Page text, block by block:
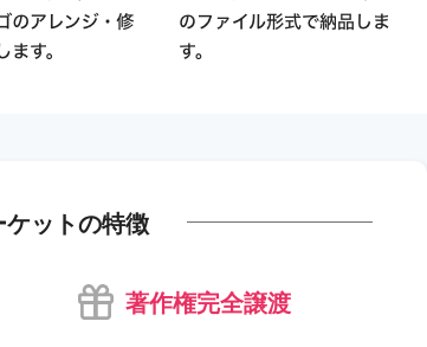
ケットの特徴
著作権完全譲渡